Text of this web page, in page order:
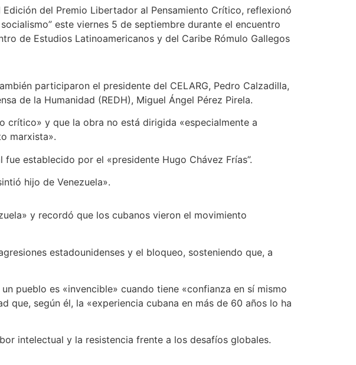
del Premio Libertador al Pensamiento Crítico, reflexionó
este viernes 5 de septiembre durante el encuentro
de Estudios Latinoamericanos y del Caribe Rómulo Gallegos
participaron el presidente del CELARG, Pedro Calzadilla,
de la Humanidad (REDH), Miguel Ángel Pérez Pirela.
crítico» y que la obra no está dirigida «especialmente a
marxista».
establecido por el «presidente Hugo Chávez Frías”.
hijo de Venezuela».
y recordó que los cubanos vieron el movimiento
estadounidenses y el bloqueo, sosteniendo que, a
pueblo es «invencible» cuando tiene «confianza en sí mismo
según él, la «experiencia cubana en más de 60 años lo ha
intelectual y la resistencia frente a los desafíos globales.